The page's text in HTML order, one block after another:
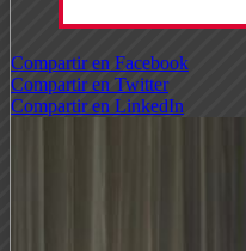
Compartir en Facebook
Compartir en Twitter
Compartir en LinkedIn